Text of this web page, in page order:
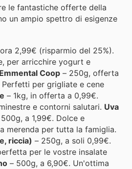
le fantastiche offerte della
un ampio spettro di esigenze
2,99€ (risparmio del 25%).
per arricchire yogurt e
Coop – 250g, offerta
per grigliate e cene
– 1kg, in offerta a 0,99€.
e contorni salutari. Uva
a 1,99€. Dolce e
merenda per tutta la famiglia.
riccia) – 250g, a soli 0,99€.
per le vostre insalate
– 500g, a 6,90€. Un'ottima